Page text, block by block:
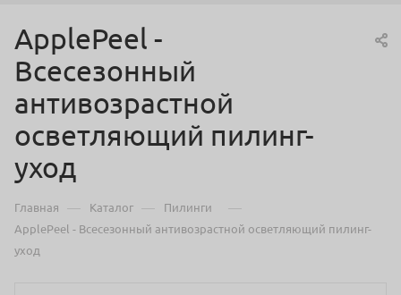
ApplePeel -
Всесезонный
антивозрастной
осветляющий пилинг-
уход
Главная — Каталог — Пилинги —
ApplePeel - Всесезонный антивозрастной осветляющий пилинг-
уход